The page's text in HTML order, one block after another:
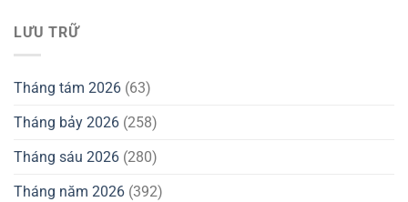
LƯU TRỮ
Tháng tám 2026 (63)
Tháng bảy 2026 (258)
Tháng sáu 2026 (280)
Tháng năm 2026 (392)